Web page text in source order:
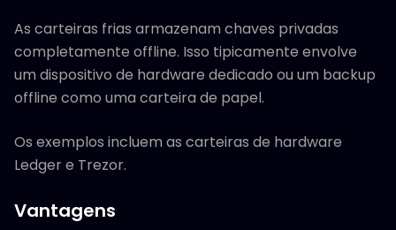
As carteiras frias armazenam chaves privadas
completamente offline. Isso tipicamente envolve
um dispositivo de hardware dedicado ou um backup
offline como uma carteira de papel.
Os exemplos incluem as carteiras de hardware
Ledger e Trezor.
Vantagens